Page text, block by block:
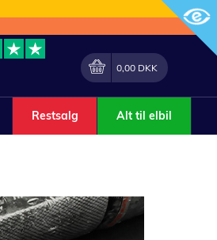
Min indkøbskurv
0,00 DKK
Restsalg Alt til elbil